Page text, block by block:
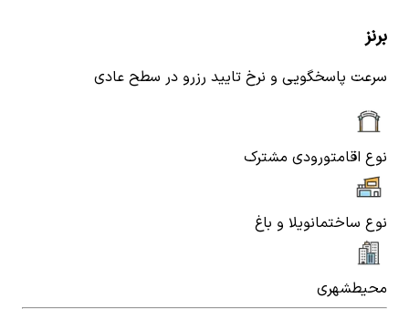
برنز
سرعت پاسخگویی و نرخ تایید رزرو در سطح عادی
نوع اقامتورودی مشترک
نوع ساختمانویلا و باغ
محیطشهری